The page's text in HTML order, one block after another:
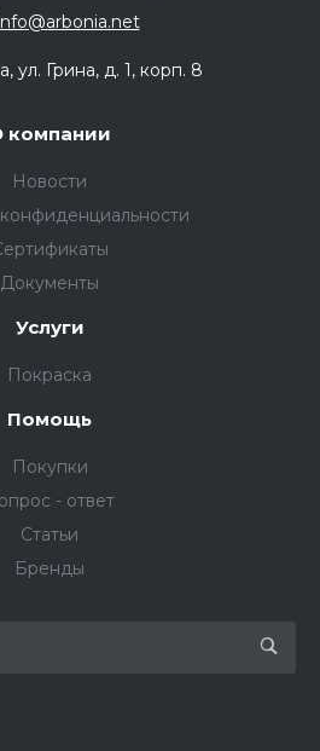
ул. Грина, д. 1, корп. 8
компании
Новости
Документы
Услуги
Покраска
Помощь
Покупки
- ответ
Статьи
Бренды